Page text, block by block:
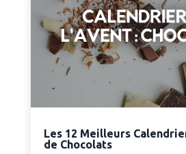
Les 12 Meilleurs
de Chocolats